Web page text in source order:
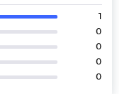
1
0
0
0
0